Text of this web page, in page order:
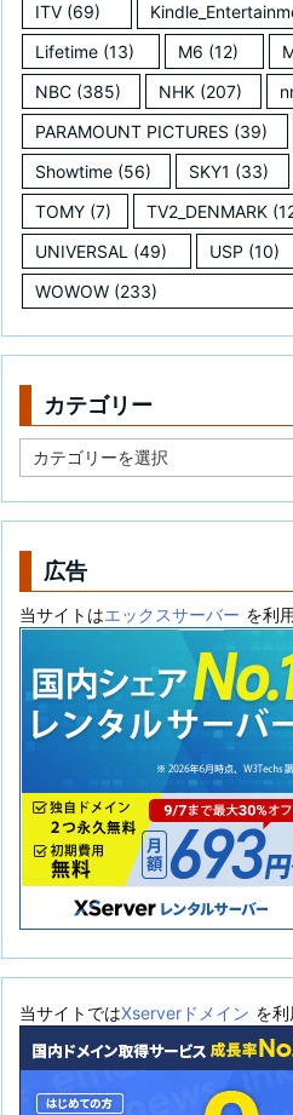
ITV (69)
Lifetime (13) M6 (12)
NBC (385) NHK(207)
PARAMOUNT PICTURES (39)
Showtime (56) SKY1 (33)
TOMY (7) TV2_DENMARK
UNIVERSAL (49) USP (10)
WOWOW (233)
カテゴリー
テ
リ
広告
当サイトはエックスサーバー を利
当サイトではXserverドメイン を